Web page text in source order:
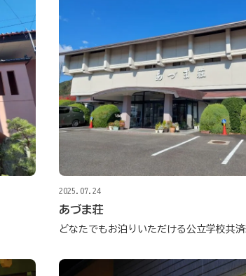
2025.07.24
あづま荘